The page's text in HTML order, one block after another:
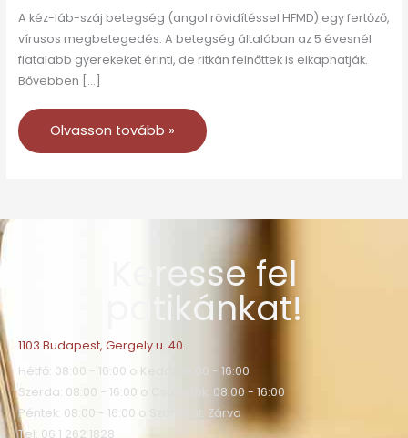
A kéz-láb-száj betegség (angol rövidítéssel HFMD) egy fertőző,
vírusos megbetegedés. A betegség általában az 5 évesnél
fiatalabb gyerekeket érinti, de ritkán felnőttek is elkaphatják.
Bővebben […]
Olvasson tovább »
Keresse fel
patikánkat!
1103 Budapest, Gergely u. 40.
Hétfő: 08:00 - 16:00 o Kedd: 08:00 - 16:00
Szerda: 08:00 - 16:00 o Csütörtök: 08:00 - 16:00
Péntek: 08:00 - 16:00 o Szombat: Zárva
Tel: 06 1 262 1828